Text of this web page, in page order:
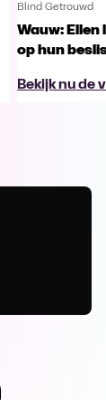
Blind Getrouwd
Wauw:
op hun
Bekijk nu de